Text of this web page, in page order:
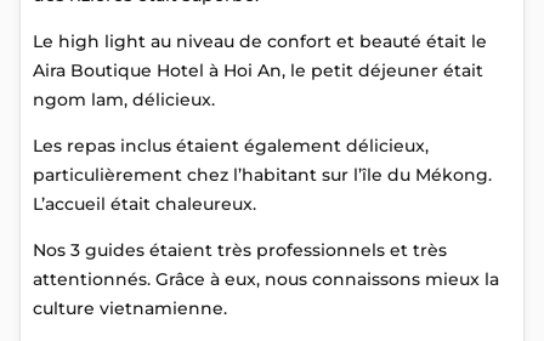
Le high light au niveau de confort et beauté était le
Aira Boutique Hotel à Hoi An, le petit déjeuner était
ngom lam, délicieux.
Les repas inclus étaient également délicieux,
particulièrement chez l’habitant sur l’île du Mékong.
L’accueil était chaleureux.
Nos 3 guides étaient très professionnels et très
attentionnés. Grâce à eux, nous connaissons mieux la
culture vietnamienne.